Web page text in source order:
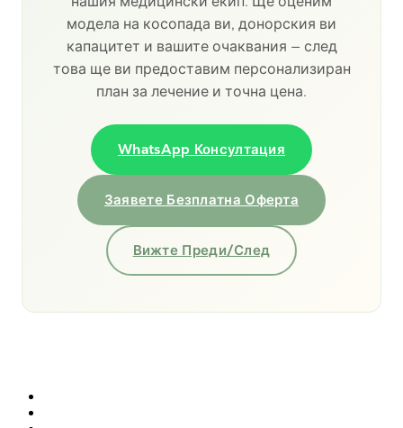
модела на косопада ви, донорския ви
капацитет и вашите очаквания — след
това ще ви предоставим персонализиран
план за лечение и точна цена.
WhatsApp Консултация
Заявете Безплатна Оферта
Вижте Преди/След